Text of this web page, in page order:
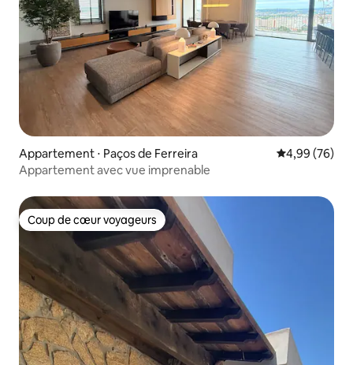
Appartement ⋅ Paços de Ferreira Évaluation
4,99 (76)
Appartement avec vue imprenable
Coup de cœur voyageurs
Coup de cœur voyageurs